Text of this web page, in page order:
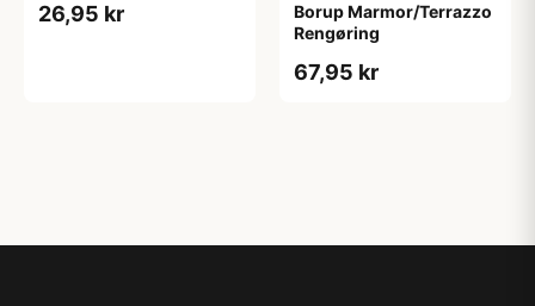
26,95 kr
Borup Marmor/Terrazzo
Rengøring
67,95 kr